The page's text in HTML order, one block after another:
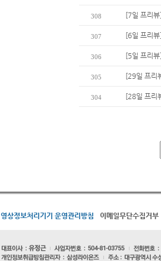
308 [7일 프리
307 [6일 프리
306 [5일 프리
305 [29일 프리
304 [28일 프리
영상정보처리기기 운영관리방침 이메일무단수집거부